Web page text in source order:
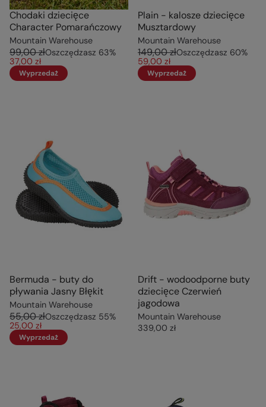
Chodaki dziecięce
Character Pomarańczowy
Mountain Warehouse
99,00 złOszczędzasz 63%
37,00 zł
Wyprzedaż
Plain - kalosze dziecięce
Musztardowy
Mountain Warehouse
149,00 złOszczędzasz 60%
59,00 zł
Wyprzedaż
Bermuda - buty do
pływania Jasny Błękit
Mountain Warehouse
55,00 złOszczędzasz 55%
25,00 zł
Wyprzedaż
Drift - wodoodporne buty
dziecięce Czerwień
jagodowa
Mountain Warehouse
339,00 zł